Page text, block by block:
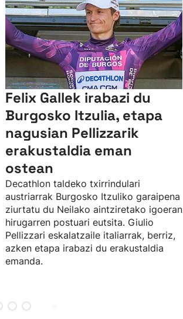
Felix Gallek irabazi du
Burgosko Itzulia, etapa
nagusian Pellizzarik
erakustaldia eman
ostean
Decathlon taldeko txirrindulari
austriarrak Burgosko Itzuliko garaipena
ziurtatu du Neilako aintziretako igoeran
hirugarren postuari eutsita. Giulio
Pellizzari eskalatzaile italiarrak, berriz,
azken etapa irabazi du erakustaldia
emanda.